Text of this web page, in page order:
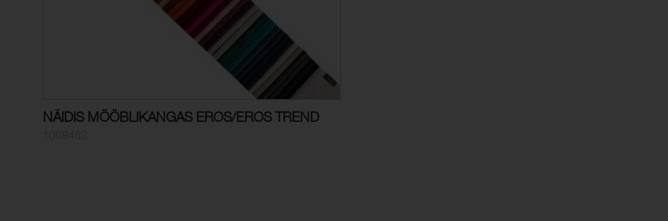
NÄIDIS MÖÖBLIKANGAS EROS/EROS TREND